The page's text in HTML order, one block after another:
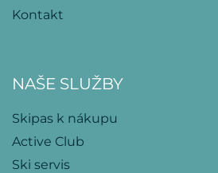
Kontakt
NAŠE SLUŽBY
Skipas k nákupu
Active Club
Ski servis